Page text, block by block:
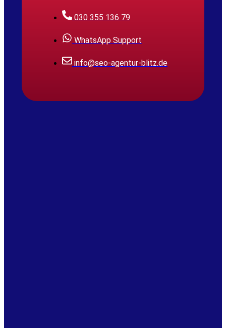
030 355 136 79
WhatsApp Support
info@seo-agentur-blitz.de